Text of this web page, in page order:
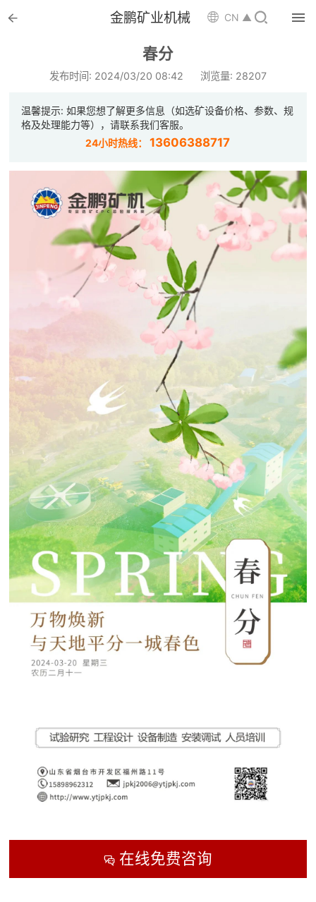
 金鹏矿业机械 CN ▲ 
春分
发布时间: 2024/03/20 08:42 浏览量: 28207
温馨提示: 如果您想了解更多信息（如选矿设备价格、参数、规
格及处理能力等），请联系我们客服。
24小时热线：13606388717
在线免费咨询
 选矿设备
 配件耗材

 选矿总包
 案例中心
 服务体系
矿山设计院
选矿实验室
 关于金鹏
发展历程
企业文化
专家团队
 联系我们